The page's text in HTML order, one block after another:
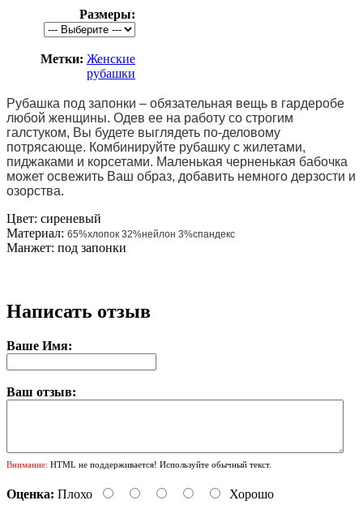
Размеры:
Метки: Женские
рубашки
Рубашка под запонки – обязательная вещь в гардеробе
любой женщины. Одев ее на работу со строгим
галстуком, Вы будете выглядеть по-деловому
потрясающе. Комбинируйте рубашку с жилетами,
пиджаками и корсетами. Маленькая черненькая бабочка
может освежить Ваш образ, добавить немного дерзости и
озорства.
Цвет: сиреневый
Материал: 65%хлопок 32%нейлон 3%спандекс
Манжет: под запонки
Написать отзыв
Ваше Имя:
Ваш отзыв:
Внимание: HTML не поддерживается! Используйте обычный текст.
Оценка: Плохо Хорошо